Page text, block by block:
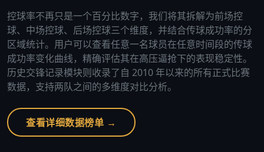
控球率不再只是一个百分比数字，我们将其拆解为前场控
球、中场控球、后场控球三个维度，并结合传球成功率的分
区域统计。用户可以查看任意一名球员在任意时间段的传球
成功率变化曲线，精确评估其在高压逼抢下的表现稳定性。
历史交锋记录模块则收录了自 2010 年以来的所有正式比赛
数据，支持两队之间的多维度对比分析。
查看详细数据榜单 →